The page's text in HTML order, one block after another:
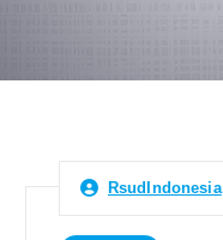
RsudIndonesia